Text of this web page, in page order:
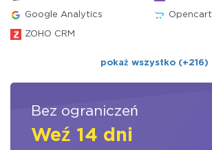
Google Analytics Opencart
ZOHO CRM
pokaż wszystko (+216)
Bez ograniczeń
Weź 14 dni